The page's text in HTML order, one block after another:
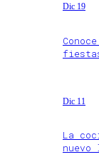
Dic 19
Dic 11
La